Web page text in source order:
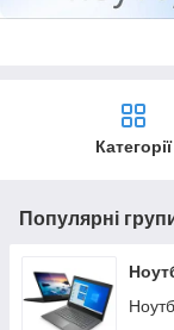
Категорії
Популярні